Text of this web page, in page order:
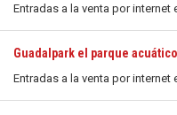
Entradas a la venta por internet
Guadalpark el parque
Entradas a la venta por internet